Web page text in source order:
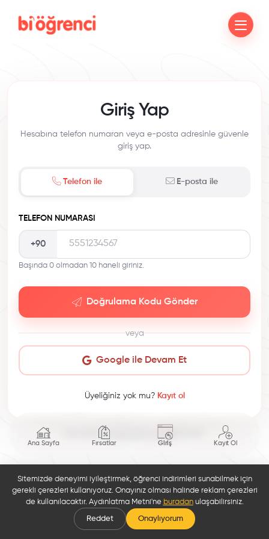
Ana Sayfa Fırsatlar Giriş Kayıt Ol
Giriş Yap
Hesabına telefon numaran veya e-posta adresinle güvenle
giriş yap.
Telefon ile E-posta ile
TELEFON NUMARASI
+90
Başında 0 olmadan 10 haneli giriniz.
Doğrulama Kodu Gönder
veya
Google ile Devam Et
Üyeliğiniz yok mu? Kayıt ol
This site is protected by reCAPTCHA.
Sitemizde deneyimi iyileştirmek, öğrenci indirimleri sunabilmek için
gerekli çerezleri kullanıyoruz. Onayınız olması halinde reklam çerezleri
de kullanılacaktır. Aydınlatma Metni'ne buradanulaşabilirsiniz.
Reddet Onaylıyorum